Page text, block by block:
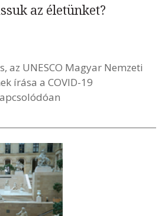
az életünket?
az UNESCO Magyar Nemzeti
írása a COVID-19